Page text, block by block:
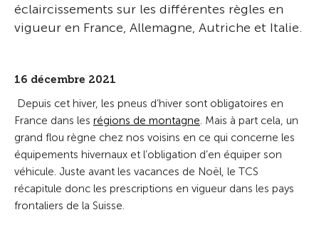
éclaircissements sur les différentes règles en
vigueur en France, Allemagne, Autriche et Italie.
16 décembre 2021
Depuis cet hiver, les pneus d’hiver sont obligatoires en
France dans les régions de montagne. Mais à part cela, un
grand flou règne chez nos voisins en ce qui concerne les
équipements hivernaux et l’obligation d’en équiper son
véhicule. Juste avant les vacances de Noël, le TCS
récapitule donc les prescriptions en vigueur dans les pays
frontaliers de la Suisse.